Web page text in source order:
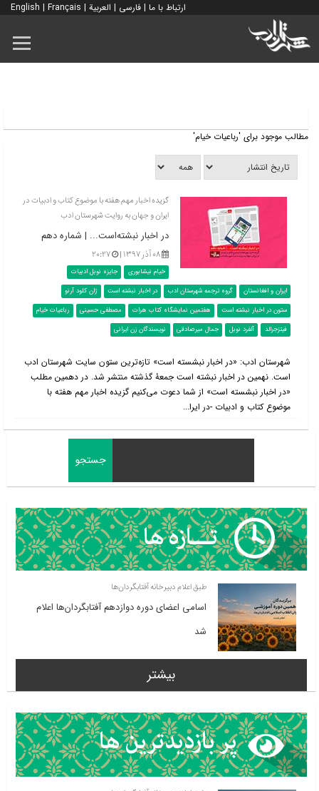
ارتباط با ما | فارسی | العربية |
English | Français
مطالب موجود برای 'رباعیات خیام'
گزیده اخبار مهم هفته با موضوع کتاب و ادبیات در
ایران و جهان به روایت شهرستان ادب
در اخبار نبشته‌است... | شماره دهم
۰۸ آذر ۱۳۹۷ | ۲۰:۲۷
خیام نیشابوری
جایزه نوبل ادبیات
ایران و افغانستان
گروه ترجمه شهرستان ادب در اخبار نبشته است
ژان کلود آرنو
ستون در اخبار نبشته است
هفتمین نمایشگاه کتاب هرات مصطفی حسینی
رباعیات خیام
فیتزجرالد
آلفرد نوبل جمال میرصادقی نویسندگان زن ایرانی
شهرستان ادب: «در اخبار نبشسته است» تازه‌ترین ستون سایت شهرستان ادب
است. نهمین در اخبار نبشته است جمعۀ گذشته منتشر شد. در دهمین مطلب
«در اخبار نبشسته است» از شما دعوت می‌کنیم گزیده اخبار مهم هفته با
موضوع کتاب و ادبیات -در ایرا...
طبق اعلام دبیرخانه آفتابگردان‌ها
اسامی اعضای دوره دوازدهم آفتابگردان‌ها اعلام
شد
بیشتر